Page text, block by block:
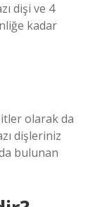
dişi ve 4
kadar
olarak da
dişleriniz
bulunan